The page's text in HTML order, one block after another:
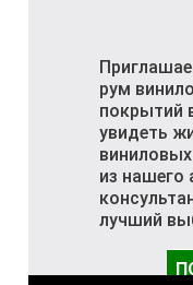
рум
покрытий
увидеть
из нашего
лучший